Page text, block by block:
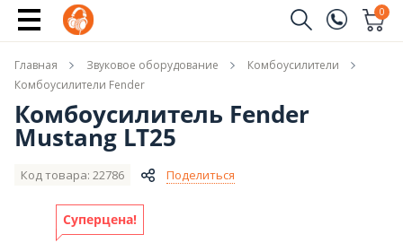
(096)
(044)
0
Имя
Телефон
Главная Звуковое оборудование
Комбоусилители
Комбоусилители Fender
Комбоусилитель Fender
Mustang LT25
Код товара: 22786 Поделиться
Суперцена!
Купить